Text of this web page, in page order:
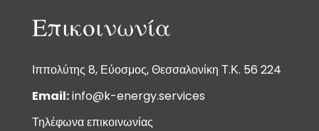
Επικοινωνία
Ιππολύτης 8, Εύοσμος, Θεσσαλονίκη Τ.Κ. 56 224
Email:info@k-energy.services
Τηλέφωνα επικοινωνίας